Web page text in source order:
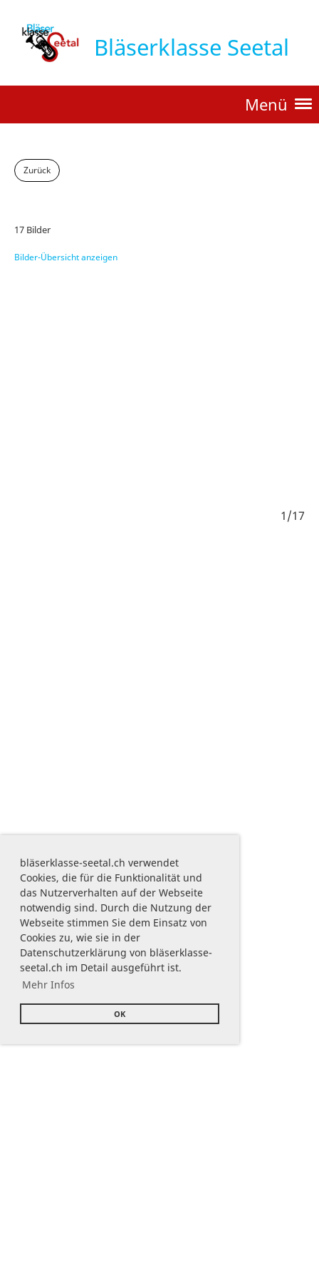
bläserklasse-seetal.ch verwendet
Cookies, die für die Funktionalität und
das Nutzerverhalten auf der Webseite
notwendig sind. Durch die Nutzung der
Webseite stimmen Sie dem Einsatz von
Cookies zu, wie sie in der
Datenschutzerklärung von bläserklasse-
seetal.ch im Detail ausgeführt ist.
Mehr Infos
OK
Bläserklasse Seetal
Menü
Zurück
17 Bilder
Bilder-Übersicht anzeigen
1/17